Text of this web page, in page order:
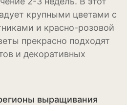
крупными цветами с
и красно-розовой
прекрасно подходят
и декоративных
выращивания